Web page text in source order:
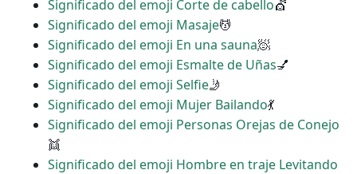
Significado del emoji Corte de cabello💇
Significado del emoji Masaje💆
Significado del emoji En una sauna🧖
Significado del emoji Esmalte de Uñas💅
Significado del emoji Selfie🤳
Significado del emoji Mujer Bailando💃
Significado del emoji Personas Orejas de Conejo
👯
Significado del emoji Hombre en traje Levitando